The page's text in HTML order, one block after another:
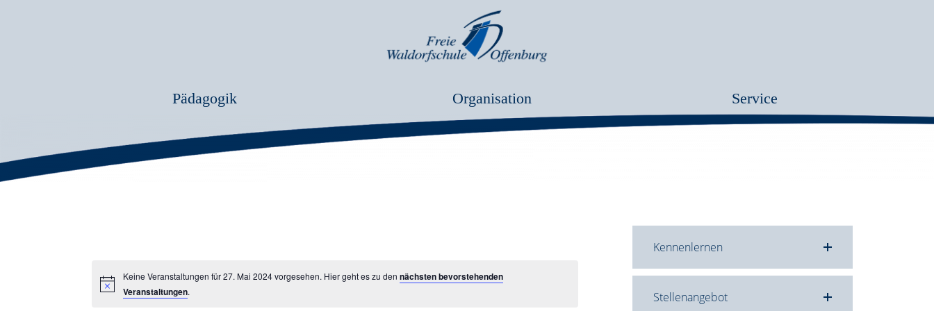
Pädagogik Organisation Service
Keine Veranstaltungen für 27. Mai 2024 vorgesehen. Hier geht es zu dennächsten bevorstehenden
Veranstaltungen.
Kennenlernen
Stellenangebot